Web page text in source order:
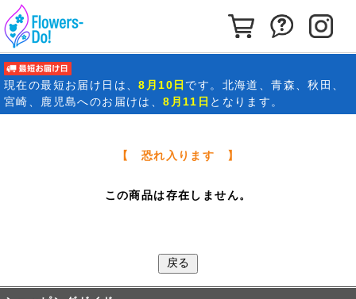
カートを見る
お問い合
現在の最短お届け日 は、8月10日 です。北海道、青森、秋田、
宮崎、鹿児島へのお届けは、8月11日 となります。
【 恐れ入ります 】
この商品は存在しません。